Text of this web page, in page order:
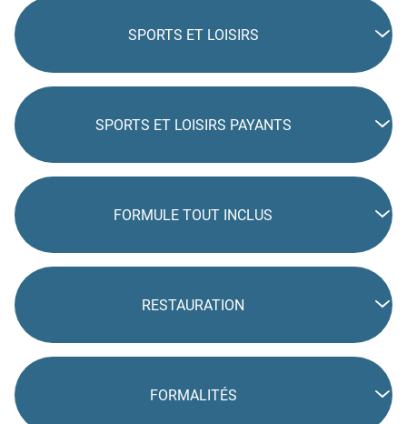
SPORTS ET LOISIRS
SPORTS ET LOISIRS PAYANTS
FORMULE TOUT INCLUS
RESTAURATION
FORMALITÉS